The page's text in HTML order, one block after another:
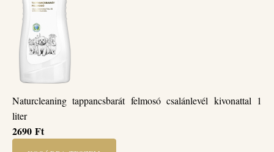
Naturcleaning tappancsbarát felmosó csalánlevél kivonattal 1
liter
2690 Ft